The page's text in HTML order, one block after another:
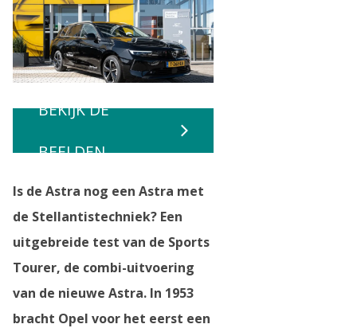
BEKIJK DE
BEELDEN
Is de Astra nog een Astra met
de Stellantistechniek? Een
uitgebreide test van de Sports
Tourer, de combi-uitvoering
van de nieuwe Astra. In 1953
bracht Opel voor het eerst een